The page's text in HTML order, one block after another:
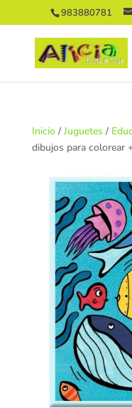
983880781
Inicio/ Juguetes /
dibujos para colorear